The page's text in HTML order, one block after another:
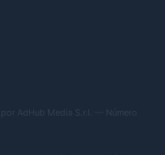
AdHub Media S.r.l. — Número